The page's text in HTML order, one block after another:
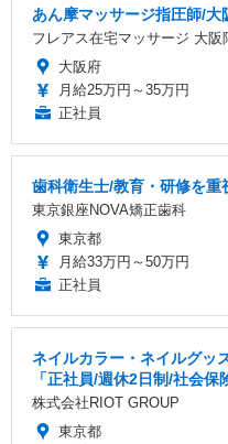
あん摩マッサージ指圧師/大
フレアス在宅マッサージ 大阪
大阪府
月給25万円～35万円
正社員
歯科衛生士/教育・研修を重
東京銀座NOVA矯正歯科
東京都
月給33万円～50万円
正社員
ネイルカラー・ネイルグッ
「正社員/週休2日制/社会
株式会社RIOT GROUP
東京都